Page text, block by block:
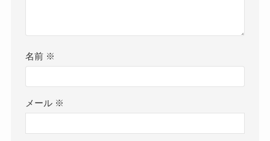
名前 ※
メール ※